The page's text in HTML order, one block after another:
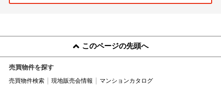
このページの先頭へ
売買物件を探す
売買物件検索 現地販売会情報 マンションカタログ